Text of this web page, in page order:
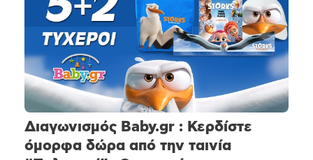
Διαγωνισμός Βaby.gr : Κερδίστε
όμορφα δώρα από την ταινία